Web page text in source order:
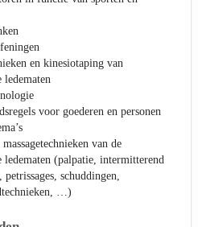
en kinesiotaping van
ledematen
voor goederen en personen
van de
ledematen (palpatie, intermitterend
schuddingen,
…)